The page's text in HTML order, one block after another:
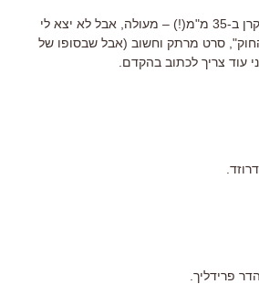
שמעתי ש"הדירה" – שמוקרן ב-35 מ"מ(!) – מעולה, אבל לא יצא לי
סרט מרתק וחשוב (אבל שבסופו של
עוד צריך לכתוב בהקדם.
פרידליך.